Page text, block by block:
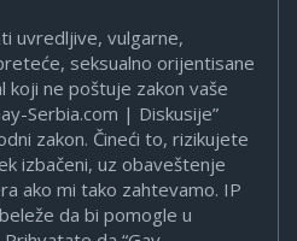
uvredljive, vulgarne,
seksualno orijentisane
koji ne poštuje zakon vaše
Serbia.com | Diskusije”
zakon. Čineći to, rizikujete
izbačeni, uz obaveštenje
ako mi tako zahtevamo. IP
da bi pomogle u